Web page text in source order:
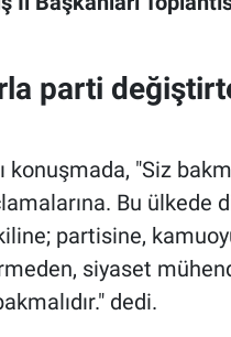
parti
konuşmada, "Siz
Bu ülkede
partisine,
siyaset
dedi.